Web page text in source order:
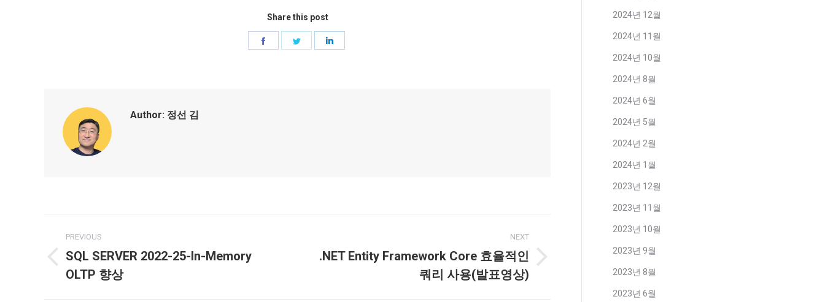
Share this post
Share
Author: 정선 김
navigation
PREVIOUS
Previous
post:
SQL SERVER 2022-25-In-Memory
OLTP 향상
NEXT
Next
.NET Entity Framework Core 효율적인
쿼리 사용(발표영상)
2024년 12월
2024년 11월
2024년 10월
2024년 8월
2024년 6월
2024년 5월
2024년 2월
2024년 1월
2023년 12월
2023년 11월
2023년 10월
2023년 9월
2023년 8월
2023년 6월